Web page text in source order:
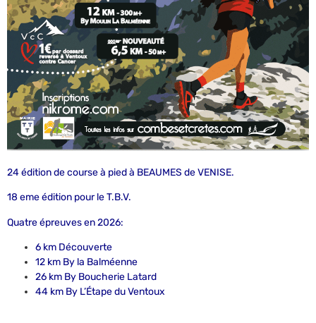
24 édition de course à pied à BEAUMES de VENISE.
18 eme édition pour le T.B.V.
Quatre épreuves en 2026:
6 km Découverte
12 km By la Balméenne
26 km By Boucherie Latard
44 km By L’Étape du Ventoux